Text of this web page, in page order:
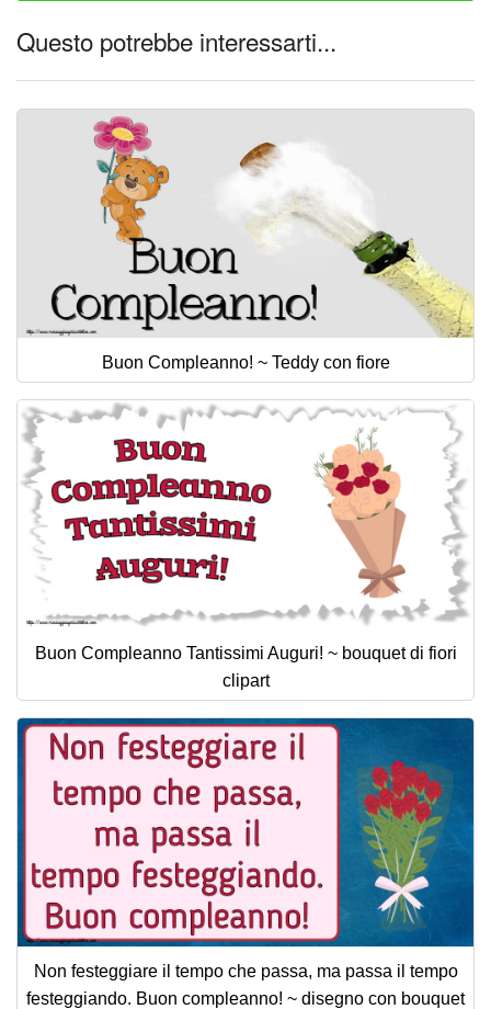
Questo potrebbe interessarti...
Buon Compleanno! ~ Teddy con fiore
Buon Compleanno Tantissimi Auguri! ~ bouquet di fiori
clipart
Non festeggiare il tempo che passa, ma passa il tempo
festeggiando. Buon compleanno! ~ disegno con bouquet